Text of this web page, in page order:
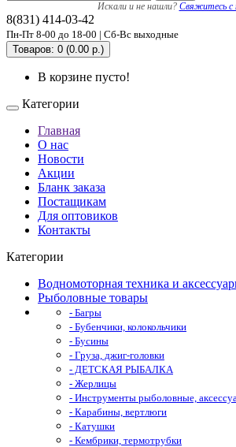
Искали и не нашли? Свяжитесь с
8(831) 414-03-42
Пн-Пт 8-00 до 18-00 | Сб-Вс выходные
Товаров: 0 (0.00 р.)
В корзине пусто!
Категории
Главная
О нас
Новости
Акции
Бланк заказа
Постащикам
Для оптовиков
Контакты
Категории
Водномоторная техника и
Рыболовные товары
- Багры
- Бубенчики, колокольчики
- Бусины
- Груза, джиг-головки
- ДЕТСКАЯ РЫБАЛКА
- Жерлицы
- Инструменты рыболовные,
- Карабины, вертлюги
- Катушки
- Кембрики, термотрубки